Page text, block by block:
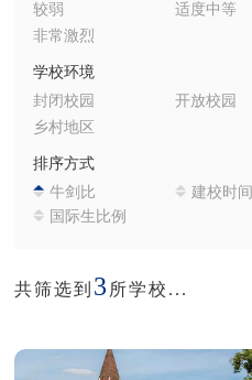
较弱
适度中等
非常激烈
学校环境
封闭校园
开放校园
乡村地区
排序方式
牛剑比
建校时间
国际生比例
共筛选到 3 所学校...